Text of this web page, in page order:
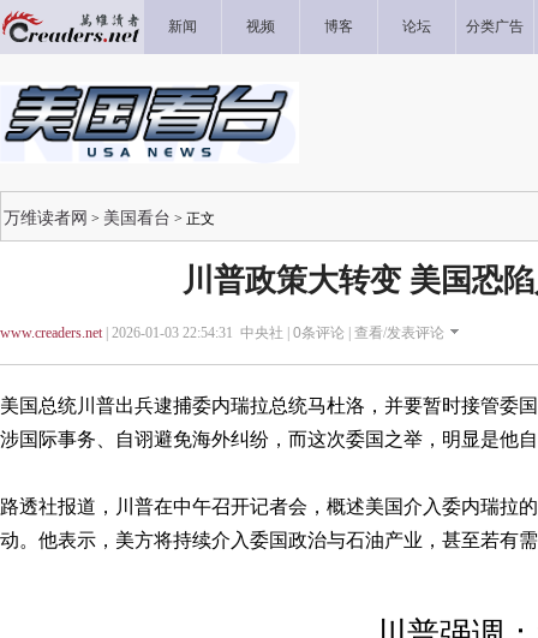
新闻 视频 博客 论坛 分类广告
万维读者网 > 美国看台 > 正文
川普政策大转变 美国恐
www.creaders.net| 2026-01-03 22:54:31 中央社 | 0条评论 | 查看/发表评论
美国总统川普出兵逮捕委内瑞拉总统马杜洛，并要暂时接管委
涉国际事务、自诩避免海外纠纷，而这次委国之举，明显是他
路透社报道，川普在中午召开记者会，概述美国介入委内瑞拉
动。他表示，美方将持续介入委国政治与石油产业，甚至若有